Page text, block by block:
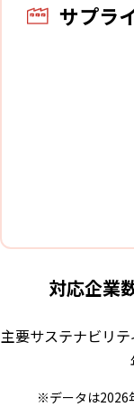
サプラ
対応企業
主要サステナビリ
※データは2026